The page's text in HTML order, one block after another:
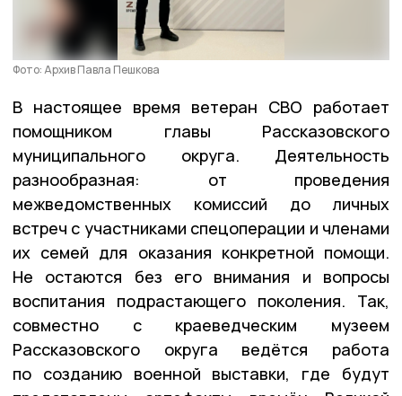
Фото: Архив Павла Пешкова
В настоящее время ветеран СВО работает
помощником главы Рассказовского
муниципального округа. Деятельность
разнообразная: от проведения
межведомственных комиссий до личных
встреч с участниками спецоперации и членами
их семей для оказания конкретной помощи.
Не остаются без его внимания и вопросы
воспитания подрастающего поколения. Так,
совместно с краеведческим музеем
Рассказовского округа ведётся работа
по созданию военной выставки, где будут